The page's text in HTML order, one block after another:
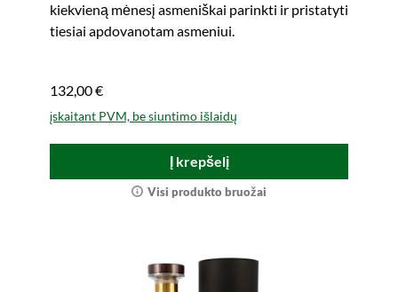
kiekvieną mėnesį asmeniškai parinkti ir pristatyti
tiesiai apdovanotam asmeniui.
132,00 €
įskaitant PVM, be siuntimo išlaidų
Į krepšelį
Visi produkto bruožai